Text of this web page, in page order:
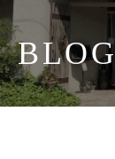
BLOG